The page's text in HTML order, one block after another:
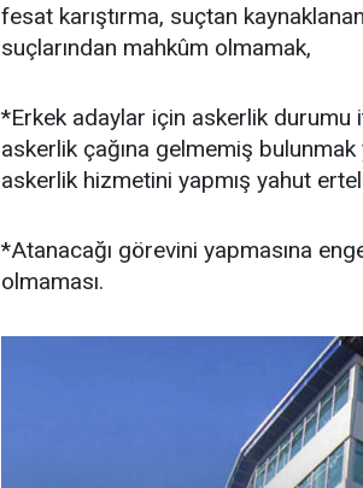
fesat karıştırma, suçtan
suçlarından mahkûm olmamak,
*Erkek adaylar için askerlik durumu
askerlik çağına gelmemiş
askerlik hizmetini yapmış yahut
*Atanacağı görevini yapmasına
olmaması.